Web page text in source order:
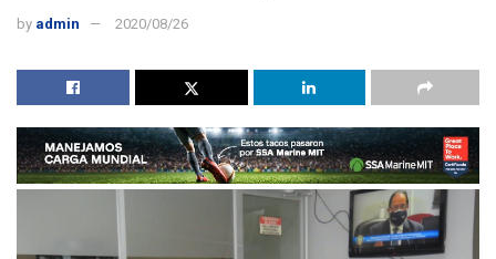
by admin 2020/08/26